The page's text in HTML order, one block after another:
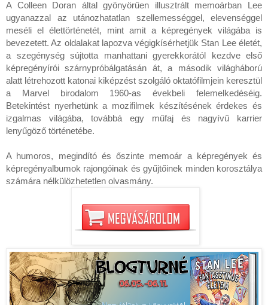
A Colleen Doran által gyönyörűen illusztrált memoárban Lee
ugyanazzal az utánozhatatlan szellemességgel, elevenséggel
meséli el élettörténetét, mint amit a képregények világába is
bevezetett. Az oldalakat lapozva végigkísérhetjük Stan Lee életét,
a szegénység sújtotta manhattani gyerekkorától kezdve első
képregényírói szárnypróbálgatásán át, a második világháború
alatt létrehozott katonai kiképzést szolgáló oktatófilmjein keresztül
a Marvel birodalom 1960-as évekbeli felemelkedéséig.
Betekintést nyerhetünk a mozifilmek készítésének érdekes és
izgalmas világába, továbbá egy műfaj és nagyívű karrier
lenyűgöző történetébe.
A humoros, megindító és őszinte memoár a képregények és
képregényalbumok rajongóinak és gyűjtőinek minden korosztálya
számára nélkülözhetetlen olvasmány.